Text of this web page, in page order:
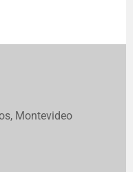
Montevideo